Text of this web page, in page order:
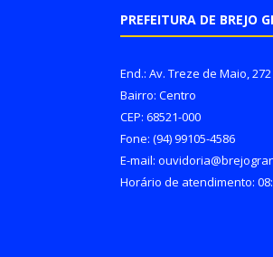
PREFEITURA DE BREJO
End.: Av. Treze de Maio, 272
Bairro: Centro
CEP: 68521-000
Fone: (94) 99105-4586
E-mail:
Horário de atendimento: